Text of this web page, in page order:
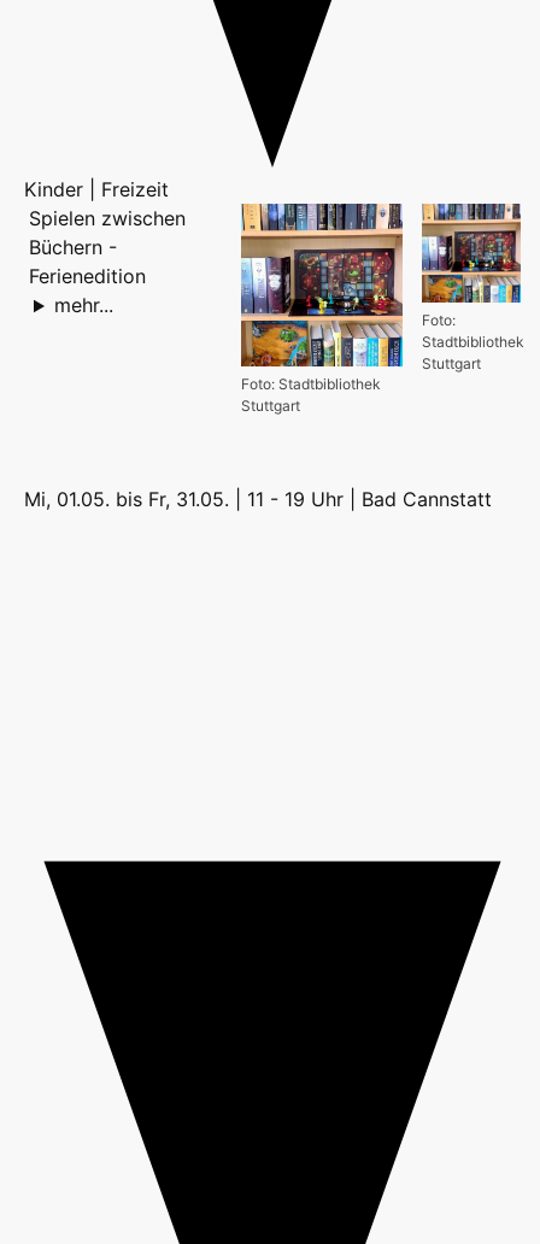
Kinder | Freizeit
Foto:
Stadtbibliothek
Stuttgart
Foto: Stadtbibliothek
Stuttgart
Spielen zwischen
Büchern -
Ferienedition
mehr...
Mi, 01.05. bis Fr, 31.05. | 11 - 19 Uhr | Bad Cannstatt